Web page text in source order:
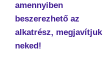
amennyiben
beszerezhető az
alkatrész, megjavítjuk
neked!